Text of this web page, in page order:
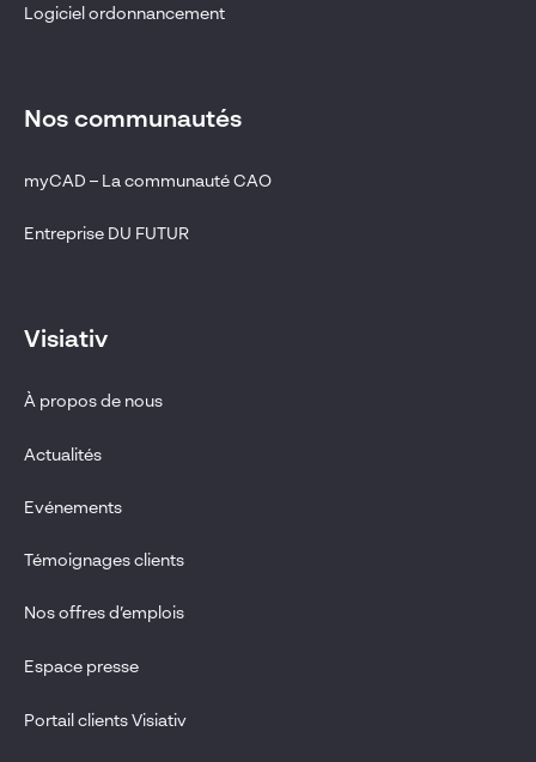
Logiciel ordonnancement
Nos communautés
myCAD – La communauté CAO
Entreprise DU FUTUR
Visiativ
À propos de nous
Actualités
Evénements
Témoignages clients
Nos offres d’emplois
Espace presse
Portail clients Visiativ